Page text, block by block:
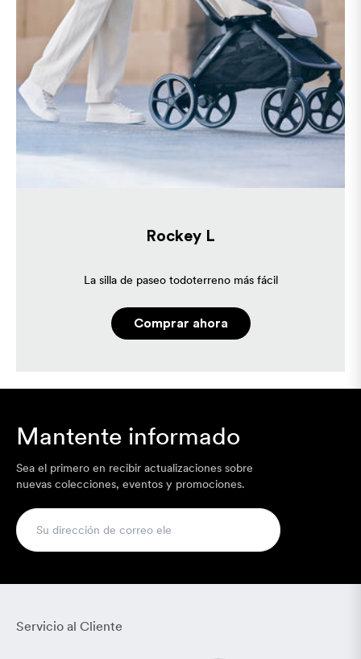
Rockey L
La silla de paseo todoterreno más fácil
Comprar ahora
Mantente informado
Sea el primero en recibir actualizaciones sobre
nuevas colecciones, eventos y promociones.
Servicio al Cliente